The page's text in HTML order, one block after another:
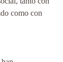
como con